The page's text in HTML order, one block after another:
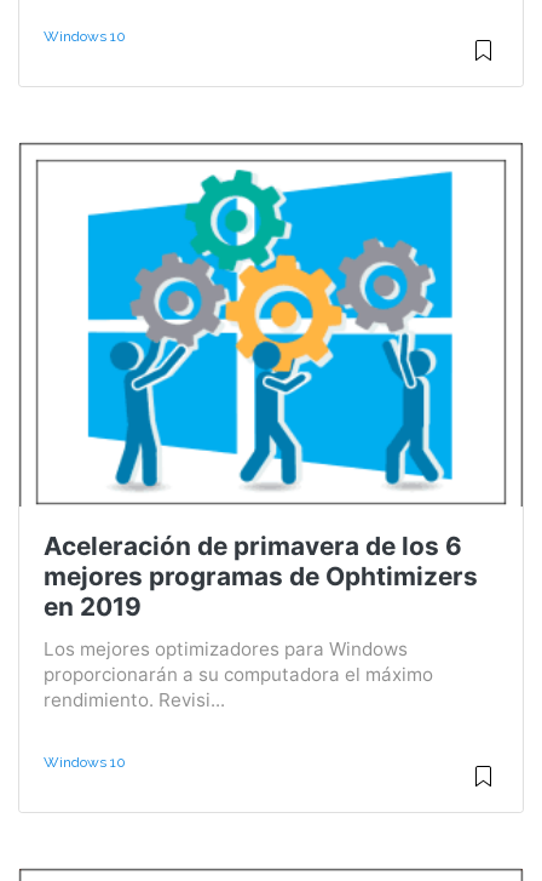
Windows 10
Aceleración de primavera de los 6
mejores programas de Ophtimizers
en 2019
Los mejores optimizadores para Windows
proporcionarán a su computadora el máximo
rendimiento. Revisi...
Windows 10